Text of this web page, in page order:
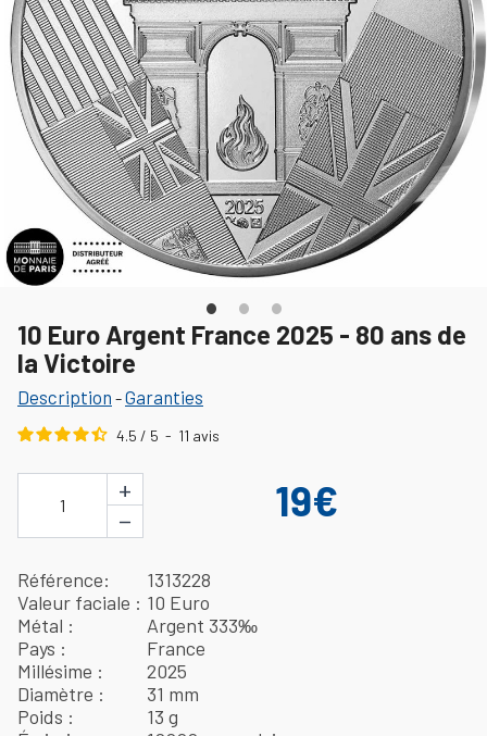
10 Euro Argent France 2025 - 80 ans de
la Victoire
Description -Garanties
4.5 / 5 - 11 avis
1
+
−
19€
Référence
1313228
Valeur faciale
10 Euro
Métal
Argent 333‰
Pays
France
Millésime
2025
Diamètre
31 mm
Poids
13 g